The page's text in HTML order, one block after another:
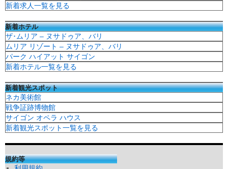
新着求人一覧を見る
新着ホテル
ザ･ムリア – ヌサドゥア、バリ
ムリア リゾート – ヌサドゥア、バリ
パーク ハイアット サイゴン
新着ホテル一覧を見る
新着観光スポット
ネカ美術館
戦争証跡博物館
サイゴン オペラ ハウス
新着観光スポット一覧を見る
規約等